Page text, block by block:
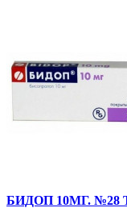
БИДОП 10МГ. №28